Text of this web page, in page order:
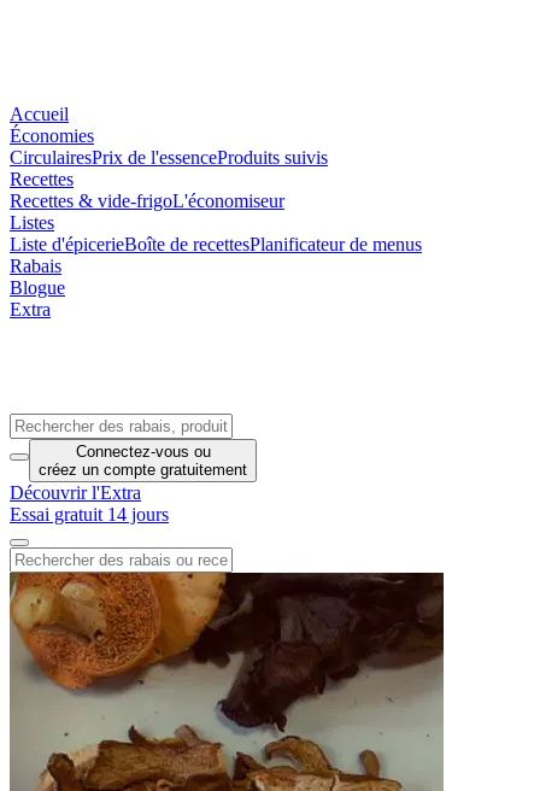
Accueil
Économies
CirculairesPrix de l'essenceProduits suivis
Recettes
Recettes & vide-frigoL'économiseur
Listes
Liste d'épicerieBoîte de recettesPlanificateur de menus
Rabais
Blogue
Extra
Connectez-vous ou
créez un compte gratuitement
Découvrir l'Extra
Essai gratuit 14 jours